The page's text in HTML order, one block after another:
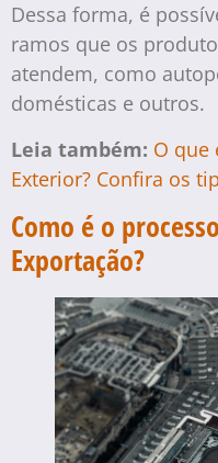
Dessa forma, é
ramos que os
atendem, como
domésticas e outros.
Leia também: O que
Exterior? Confira os
Como é o
Exportação?